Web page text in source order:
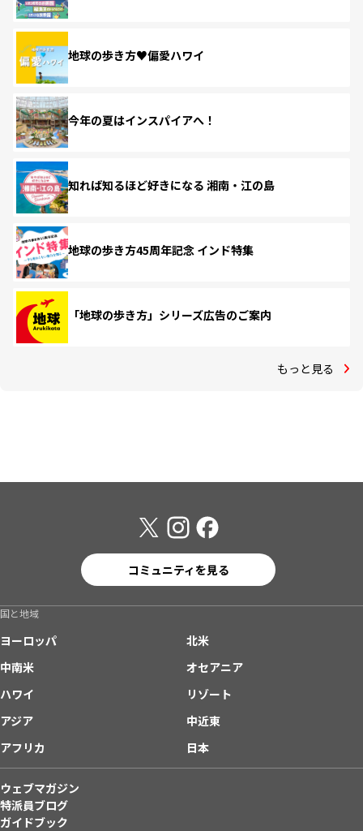
地球の歩き方♥偏愛ハワイ
今年の夏はインスパイアへ！
知れば知るほど好きになる 湘南・江の島
地球の歩き方45周年記念 インド特集
「地球の歩き方」シリーズ広告のご案内
もっと見る
コミュニティを見る
国と地域
ヨーロッパ
北米
中南米
オセアニア
ハワイ
リゾート
アジア
中近東
アフリカ
日本
ウェブマガジン
特派員ブログ
ガイドブック